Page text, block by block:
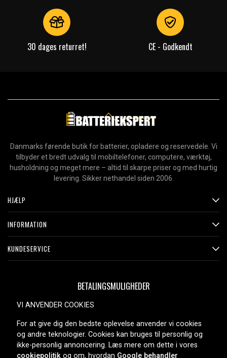
30 dages returret! CE - Godkendt
Danmarks førende butik for batterier, opladere og reservedele. Vi
tilbyder et bredt udvalg til mobiltelefoner, computere, værktøj,
husholdning og meget mere – altid til skarpe priser og med hurtig
levering. Sikker nethandel siden 2006.
HJÆLP
INFORMATION
KUNDESERVICE
BETALINGSMULIGHEDER
LEVERINGSMULIGHEDER
VI ANVENDER COOKIES
For at give dig den bedste oplevelse anvender vi cookies
og andre teknologier. Cookies kan bruges til personlig og
ikke-personlig annoncering. Læs mere om dette i vores
cookiepolitik og om, hvordan Google behandler